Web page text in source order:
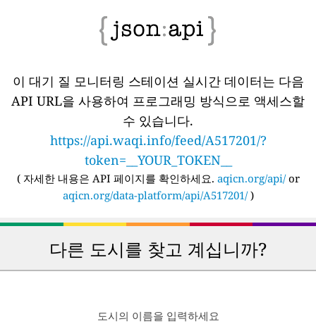
이 대기 질 모니터링 스테이션 실시간 데이터는 다음
API URL을 사용하여 프로그래밍 방식으로 액세스할
수 있습니다.
https://api.waqi.info/feed/A517201/?
token=__YOUR_TOKEN__
( 자세한 내용은 API 페이지를 확인하세요. aqicn.org/api/or
aqicn.org/data-platform/api/A517201/)
다른 도시를 찾고 계십니까?
도시의 이름을 입력하세요